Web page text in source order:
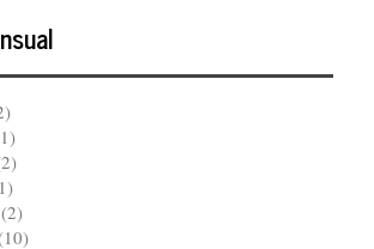
(2)